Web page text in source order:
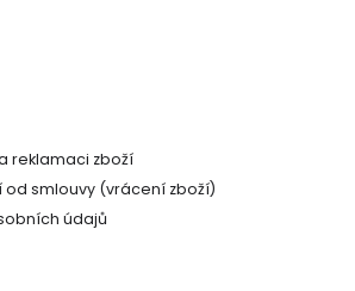
reklamaci zboží
od smlouvy (vrácení zboží)
údajů